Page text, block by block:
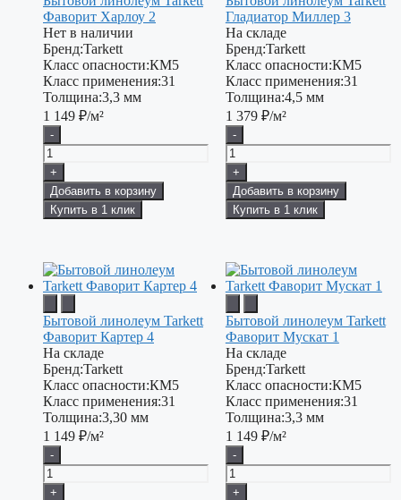
Фаворит Харлоу 2
Нет в наличии
Бренд:Tarkett
Класс опасности:КМ5
Класс применения:31
Толщина:3,3 мм
1 149 ₽/м²
-
+
Добавить в корзину
Купить в 1 клик
Гладиатор Миллер 3
На складе
Бренд:Tarkett
Класс опасности:КМ5
Класс применения:31
Толщина:4,5 мм
1 379 ₽/м²
-
+
Добавить в корзину
Купить в 1 клик
Бытовой линолеум Tarkett
Фаворит Картер 4
На складе
Бренд:Tarkett
Класс опасности:КМ5
Класс применения:31
Толщина:3,30 мм
1 149 ₽/м²
-
+
Бытовой линолеум Tarkett
Фаворит Мускат 1
На складе
Бренд:Tarkett
Класс опасности:КМ5
Класс применения:31
Толщина:3,3 мм
1 149 ₽/м²
-
+